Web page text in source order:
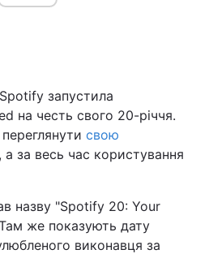
Політика
Світ
Лайт
запустила
на честь свого 20-річчя.
свою
, а за весь час користування
назву "Spotify 20: Your
же показують дату
виконавця за